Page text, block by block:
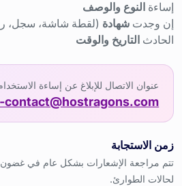
إساءة النوع والوصف
إن وجدت شهادة (لقطة شاشة، سجل،
الحادث التاريخ والوقت
عنوان الاتصال للإبلاغ عن إساءة
contact@hostragons.com
زمن الاستجابة
لحالات الطوارئ.